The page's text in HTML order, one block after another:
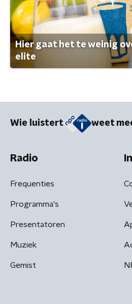
Hier gaat het te weinig
elite
Wie luistert weet
Radio
Frequenties
Programma's
Presentatoren
Muziek
Gemist